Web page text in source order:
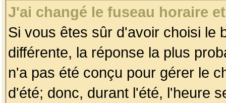
J'ai changé le fuseau horaire
Si vous êtes sûr d'avoir choisi le
différente, la réponse la plus
n'a pas été conçu pour gérer le
d'été; donc, durant l'été, l'heure